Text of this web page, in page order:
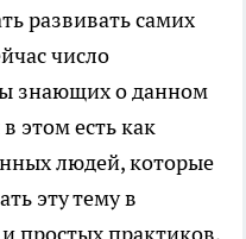
развивать самих
число
знающих о данном
этом есть как
людей, которые
эту тему в